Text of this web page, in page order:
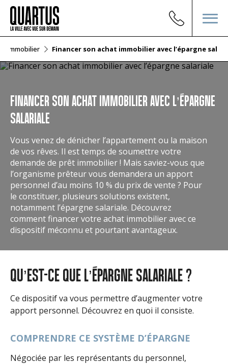
l'immobilier Financer son achat immobilier avec l’épargne
FINANCER SON ACHAT IMMOBILIER AVEC L’ÉPARGNE
SALARIALE
Vous venez de dénicher l’appartement ou la maison
de vos rêves. Il est temps de soumettre votre
demande de prêt immobilier ! Mais saviez-vous que
l’organisme prêteur vous demandera un apport
personnel d’au moins 10 % du prix de vente ? Pour
le constituer, plusieurs solutions existent,
notamment l’épargne salariale. Découvrez
comment financer votre achat immobilier avec ce
dispositif méconnu et pourtant avantageux.
QU’EST-CE QUE L’ÉPARGNE SALARIALE ?
Ce dispositif va vous permettre d’augmenter votre
apport personnel. Découvrez en quoi il consiste.
COMPRENDRE CE SYSTÈME D’ÉPARGNE
Négociée par les représentants du personnel,